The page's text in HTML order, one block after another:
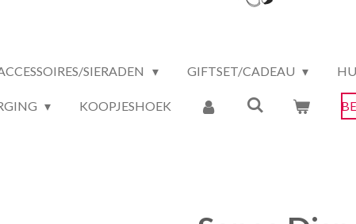
SIERADEN GIFTSET/CADEAU
KOOPJESHOEK